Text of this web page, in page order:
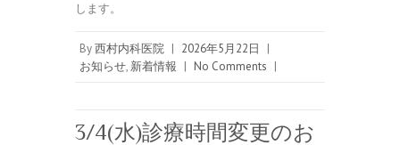
します。
By西村内科医院 | 2026年5月22日
|
お知らせ, 新着情報 | No Comments |
3/4(水)診療時間変更のお